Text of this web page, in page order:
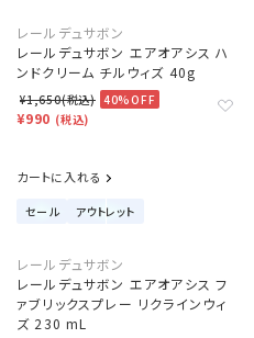
レールデュサボン
レールデュサボン エアオアシス ハ
ンドクリーム チルウィズ 40g
¥1,650(税込) 40%OFF
¥990 (税込)
カートに入れる
セール アウトレット
レールデュサボン
レールデュサボン エアオアシス フ
ァブリックスプレー リクラインウィ
ズ 230 mL